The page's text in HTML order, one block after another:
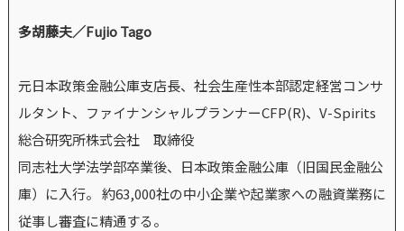
多胡藤夫／Fujio Tago
元日本政策金融公庫支店長、社会生産性本部認定経営コンサ
ルタント、ファイナンシャルプランナーCFP(R)、V-Spirits
総合研究所株式会社 取締役
同志社大学法学部卒業後、日本政策金融公庫（旧国民金融公
庫）に入行。 約63,000社の中小企業や起業家への融資業務に
従事し審査に精通する。